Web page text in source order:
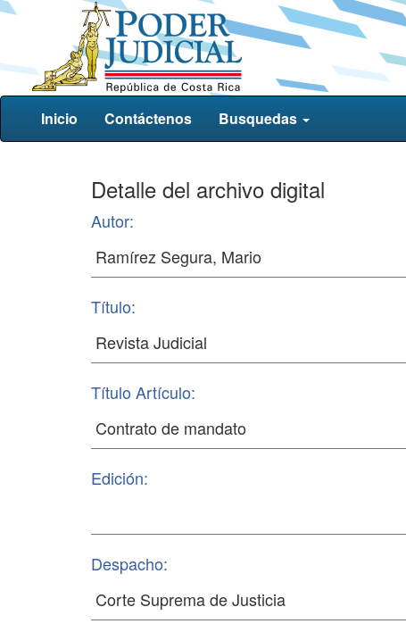
Inicio Contáctenos Busquedas
Detalle del archivo digital
Autor:
Título:
Título Artículo:
Edición:
Despacho: